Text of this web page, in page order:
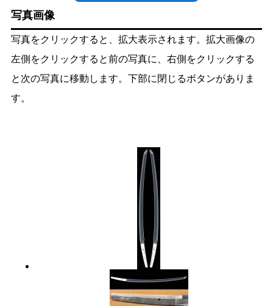
写真画像
写真をクリックすると、拡大表示されます。拡大画像の
左側をクリックすると前の写真に、右側をクリックする
と次の写真に移動します。下部に閉じるボタンがありま
す。